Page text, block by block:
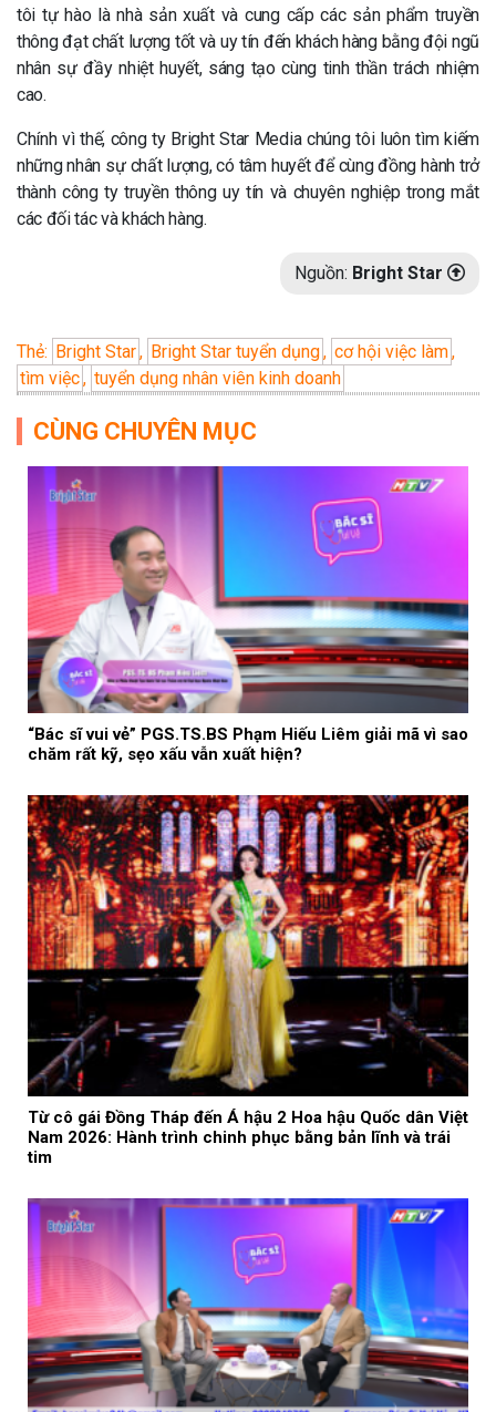
tôi tự hào là nhà sản xuất và cung cấp các sản phẩm truyền
thông đạt chất lượng tốt và uy tín đến khách hàng bằng đội ngũ
nhân sự đầy nhiệt huyết, sáng tạo cùng tinh thần trách nhiệm
cao.
Chính vì thế, công ty Bright Star Media chúng tôi luôn tìm kiếm
những nhân sự chất lượng, có tâm huyết để cùng đồng hành trở
thành công ty truyền thông uy tín và chuyên nghiệp trong mắt
các đối tác và khách hàng.
Nguồn: Bright Star
Thẻ: Bright Star, Bright Star tuyển dụng, cơ hội việc làm,
tìm việc, tuyển dụng nhân viên kinh doanh
CÙNG CHUYÊN MỤC
“Bác sĩ vui vẻ” PGS.TS.BS Phạm Hiếu Liêm giải mã vì sao
chăm rất kỹ, sẹo xấu vẫn xuất hiện?
Từ cô gái Đồng Tháp đến Á hậu 2 Hoa hậu Quốc dân Việt
Nam 2026: Hành trình chinh phục bằng bản lĩnh và trái
tim